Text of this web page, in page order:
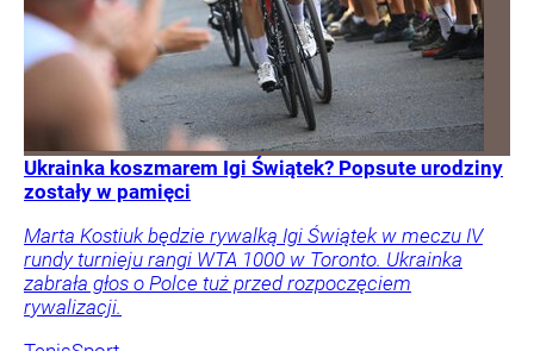
Ukrainka koszmarem Igi Świątek? Popsute urodziny
zostały w pamięci
Marta Kostiuk będzie rywalką Igi Świątek w meczu IV
rundy turnieju rangi WTA 1000 w Toronto. Ukrainka
zabrała głos o Polce tuż przed rozpoczęciem
rywalizacji.